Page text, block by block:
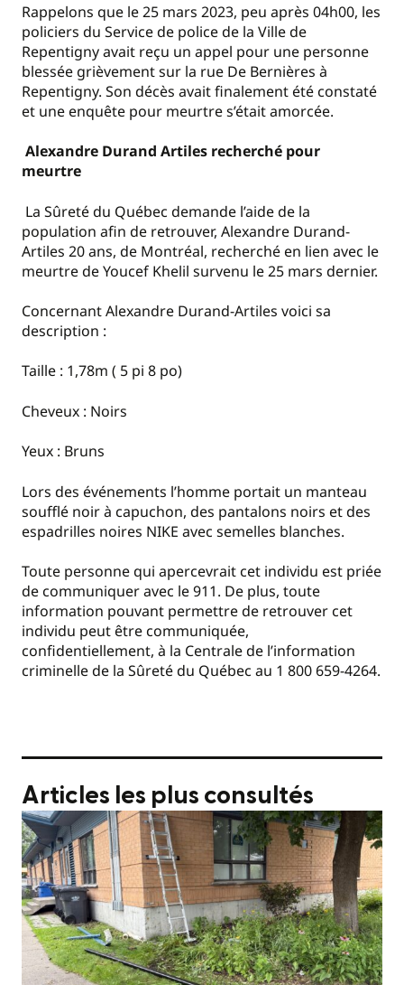
Rappelons que le 25 mars 2023, peu après 04h00, les
policiers du Service de police de la Ville de
Repentigny avait reçu un appel pour une personne
blessée grièvement sur la rue De Bernières à
Repentigny. Son décès avait finalement été constaté
et une enquête pour meurtre s’était amorcée.
Alexandre Durand Artiles recherché pour
meurtre
La Sûreté du Québec demande l’aide de la
population afin de retrouver, Alexandre Durand-
Artiles 20 ans, de Montréal, recherché en lien avec le
meurtre de Youcef Khelil survenu le 25 mars dernier.
Concernant Alexandre Durand-Artiles voici sa
description :
Taille : 1,78m ( 5 pi 8 po)
Cheveux : Noirs
Yeux : Bruns
Lors des événements l’homme portait un manteau
soufflé noir à capuchon, des pantalons noirs et des
espadrilles noires NIKE avec semelles blanches.
Toute personne qui apercevrait cet individu est priée
de communiquer avec le 911. De plus, toute
information pouvant permettre de retrouver cet
individu peut être communiquée,
confidentiellement, à la Centrale de l’information
criminelle de la Sûreté du Québec au 1 800 659-4264.
Articles les plus consultés